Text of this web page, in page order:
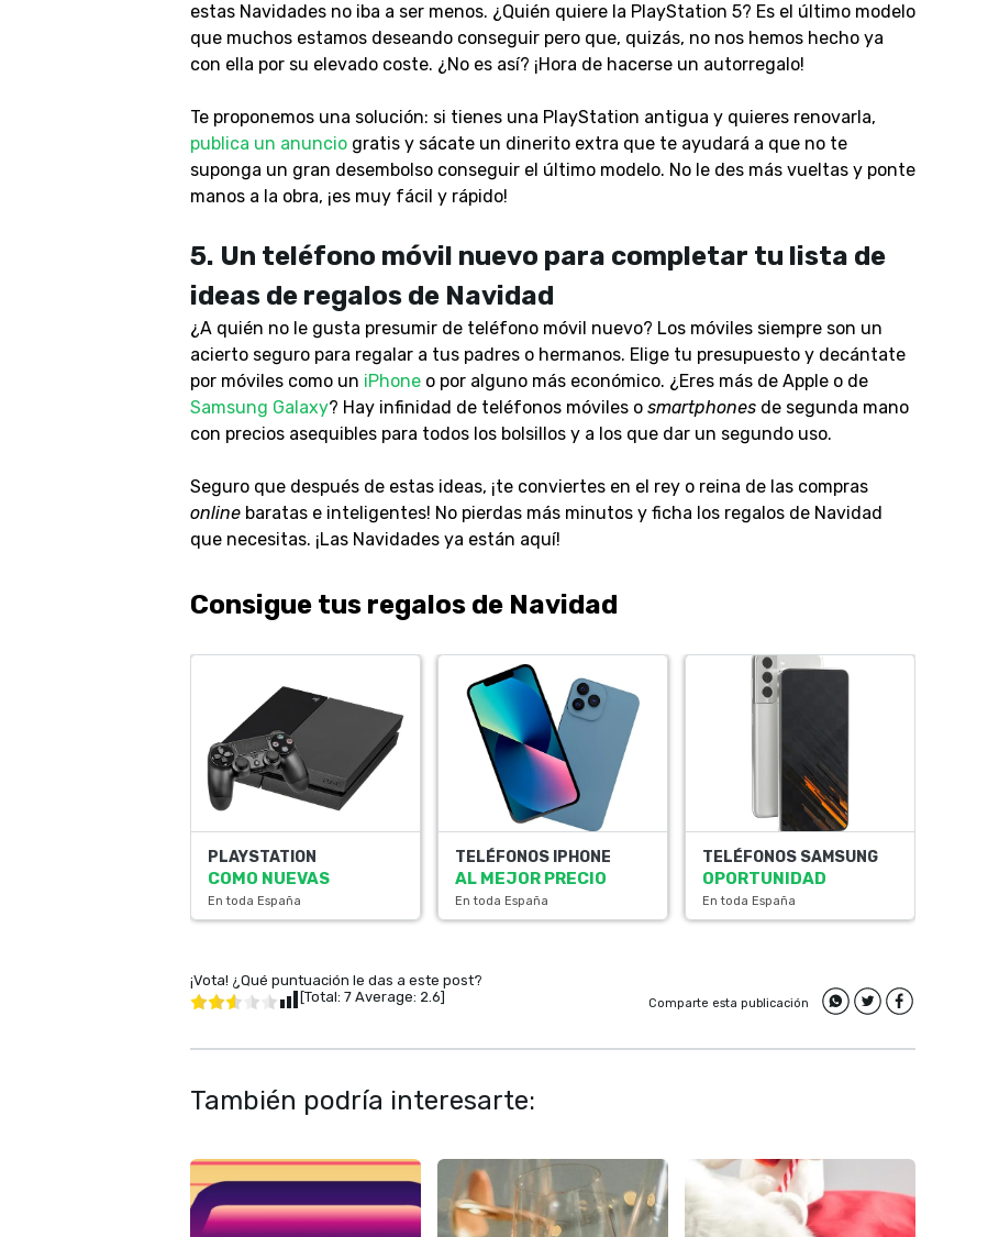
estas Navidades no iba a ser menos. ¿Quién quiere la PlayStation 5? Es el último modelo
que muchos estamos deseando conseguir pero que, quizás, no nos hemos hecho ya
con ella por su elevado coste. ¿No es así? ¡Hora de hacerse un autorregalo!
Te proponemos una solución: si tienes una PlayStation antigua y quieres renovarla,
publica un anunciogratis y sácate un dinerito extra que te ayudará a que no te
suponga un gran desembolso conseguir el último modelo. No le des más vueltas y ponte
manos a la obra, ¡es muy fácil y rápido!
5. Un teléfono móvil nuevo para completar tu lista de
ideas de regalos de Navidad
¿A quién no le gusta presumir de teléfono móvil nuevo? Los móviles siempre son un
acierto seguro para regalar a tus padres o hermanos. Elige tu presupuesto y decántate
por móviles como un iPhone o por alguno más económico. ¿Eres más de Apple o de
Samsung Galaxy? Hay infinidad de teléfonos móviles osmartphonesde segunda mano
con precios asequibles para todos los bolsillos y a los que dar un segundo uso.
Seguro que después de estas ideas, ¡te conviertes en el rey o reina de las compras
online baratas e inteligentes! No pierdas más minutos y ficha los regalos de Navidad
que necesitas. ¡Las Navidades ya están aquí!
Consigue tus regalos de Navidad
PLAYSTATION
COMO NUEVAS
En toda España
TELÉFONOS IPHONE
AL MEJOR PRECIO
En toda España
TELÉFONOS SAMSUNG
OPORTUNIDAD
En toda España
¡Vota! ¿Qué puntuación le das a este post?
[Total: 7Average: 2.6] Comparte esta publicación
También podría interesarte: